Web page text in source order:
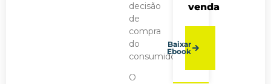
decisão
de
compra
do
consumidor.
O
venda
Baixar
Ebook